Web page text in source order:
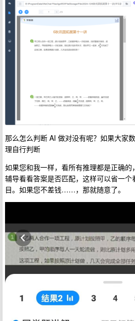
那么怎么判断 AI 做对没有呢？如果大家
理自行判断
如果您和我一样，看所有推理都是正确
辅导看看答案是否匹配，这样可以省一
目。如果您不差钱……，那就随意了。